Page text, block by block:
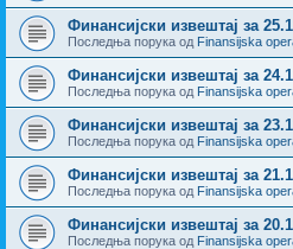
Финансијски извештај за
Последња порука од Finansijska
Финансијски извештај за
Последња порука од Finansijska
Финансијски извештај за
Последња порука од Finansijska
Финансијски извештај за
Последња порука од Finansijska
Финансијски извештај за
Последња порука од Finansijska